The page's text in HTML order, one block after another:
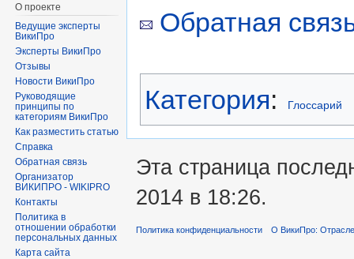
Обратная
Категория: Глоссарий
О проекте
Ведущие эксперты
ВикиПро
Эксперты ВикиПро
Отзывы
Новости ВикиПро
Руководящие
принципы по
категориям ВикиПро
Как разместить статью
Справка
Обратная связь
Организатор
ВИКИПРО - WIKIPRO
Контакты
Политика в
отношении обработки
персональных данных
Карта сайта
Эта страница
2014 в 18:26.
Политика конфиденциальности О ВикиПро: